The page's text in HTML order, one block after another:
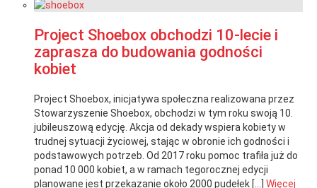
Project Shoebox obchodzi 10-lecie i
zaprasza do budowania godności
kobiet
Project Shoebox, inicjatywa społeczna realizowana przez
Stowarzyszenie Shoebox, obchodzi w tym roku swoją 10.
jubileuszową edycję. Akcja od dekady wspiera kobiety w
trudnej sytuacji życiowej, stając w obronie ich godności i
podstawowych potrzeb. Od 2017 roku pomoc trafiła już do
ponad 10 000 kobiet, a w ramach tegorocznej edycji
planowane jest przekazanie około 2000 pudełek […] Więcej